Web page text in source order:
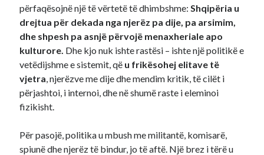
përfaqësojnë një të vërtetë të dhimbshme:Shqipëria u
drejtua për dekada nga njerëz pa dije, pa arsimim,
dhe shpesh pa asnjë përvojë menaxheriale apo
kulturore. Dhe kjo nuk ishte rastësi – ishte një politikë e
vetëdijshme e sistemit, që u frikësohej elitave të
vjetra, njerëzve me dije dhe mendim kritik, të cilët i
përjashtoi, i internoi, dhe në shumë raste i eleminoi
fizikisht.
Për pasojë, politika u mbush me militantë, komisarë,
spiunë dhe njerëz të bindur, jo të aftë. Një brez i tërë u